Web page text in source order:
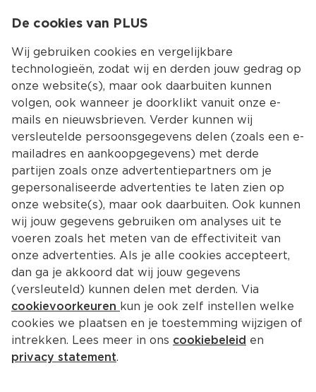
Kies jouw
De cookies van PLUS
Wij gebruiken cookies en vergelijkbare
technologieën, zodat wij en derden jouw gedrag op
onze website(s), maar ook daarbuiten kunnen
volgen, ook wanneer je doorklikt vanuit onze e-
mails en nieuwsbrieven. Verder kunnen wij
versleutelde persoonsgegevens delen (zoals een e-
mailadres en aankoopgegevens) met derde
partijen zoals onze advertentiepartners om je
gepersonaliseerde advertenties te laten zien op
onze website(s), maar ook daarbuiten. Ook kunnen
wij jouw gegevens gebruiken om analyses uit te
voeren zoals het meten van de effectiviteit van
onze advertenties. Als je alle cookies accepteert,
dan ga je akkoord dat wij jouw gegevens
(versleuteld) kunnen delen met derden. Via
cookievoorkeuren kun je ook zelf instellen welke
cookies we plaatsen en je toestemming wijzigen of
intrekken. Lees meer in ons cookiebeleid en
privacy statement.